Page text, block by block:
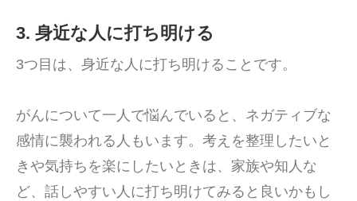
3. 身近な人に打ち明ける
3つ目は、身近な人に打ち明けることです。
がんについて一人で悩んでいると、ネガティブな
感情に襲われる人もいます。考えを整理したいと
きや気持ちを楽にしたいときは、家族や知人な
ど、話しやすい人に打ち明けてみると良いかもし